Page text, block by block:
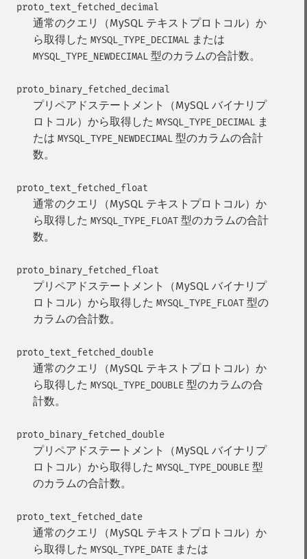
proto_text_fetched_decimal
通常のクエリ（MySQL テキストプロトコル）か
ら取得した MYSQL_TYPE_DECIMAL または
MYSQL_TYPE_NEWDECIMAL 型のカラムの合計数。
proto_binary_fetched_decimal
プリペアドステートメント（MySQL バイナリプ
ロトコル）から取得した MYSQL_TYPE_DECIMAL ま
たは MYSQL_TYPE_NEWDECIMAL 型のカラムの合計
数。
proto_text_fetched_float
通常のクエリ（MySQL テキストプロトコル）か
ら取得した MYSQL_TYPE_FLOAT 型のカラムの合計
数。
proto_binary_fetched_float
プリペアドステートメント（MySQL バイナリプ
ロトコル）から取得した MYSQL_TYPE_FLOAT 型の
カラムの合計数。
proto_text_fetched_double
通常のクエリ（MySQL テキストプロトコル）か
ら取得した MYSQL_TYPE_DOUBLE 型のカラムの合
計数。
proto_binary_fetched_double
プリペアドステートメント（MySQL バイナリプ
ロトコル）から取得した MYSQL_TYPE_DOUBLE 型
のカラムの合計数。
proto_text_fetched_date
通常のクエリ（MySQL テキストプロトコル）か
ら取得した MYSQL_TYPE_DATE または